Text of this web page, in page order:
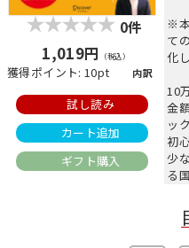
0件
1,019円 （税込）
獲得ポイント: 10pt 内訳
試し読み
カート追加
ギフト購入
※
て
化
10
金
ック
初
少
る
etc.